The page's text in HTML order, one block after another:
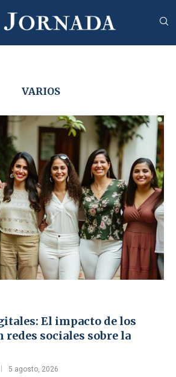
VARIOS
El impacto de los
redes sociales sobre la
5 agosto, 2026